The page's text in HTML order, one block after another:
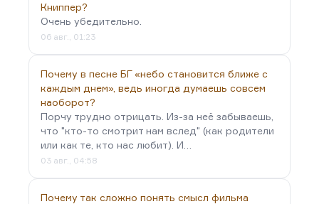
Книппер?
Очень убедительно.
06 авг., 01:23
Почему в песне БГ «небо становится ближе с
каждым днем», ведь иногда думаешь совсем
наоборот?
Порчу трудно отрицать. Из-за неё забываешь,
что "кто-то смотрит нам вслед" (как родители
или как те, кто нас любит). И…
03 авг., 04:58
Почему так сложно понять смысл фильма